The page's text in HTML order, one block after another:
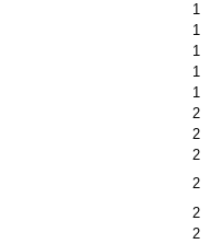
1
1
1
1
1
2
2
2
2
2
2